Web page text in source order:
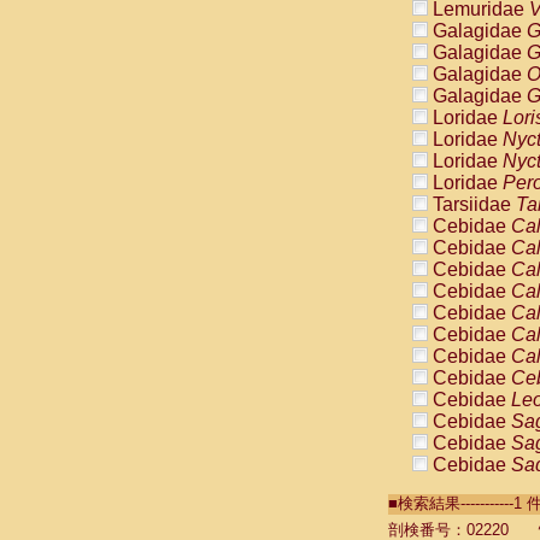
Lemuridae
Galagidae
Galagidae
Galagidae
Galagidae
Loridae
Loridae
Loridae
Loridae
Tarsiidae
Cebidae
Cebidae
Cebidae
Cebidae
Cebidae
Cebidae
Cebidae
Cebidae
Cebidae
Cebidae
Cebidae
Cebidae
Cebidae
Cebidae
■検索結果-----------1
剖検番号：02220